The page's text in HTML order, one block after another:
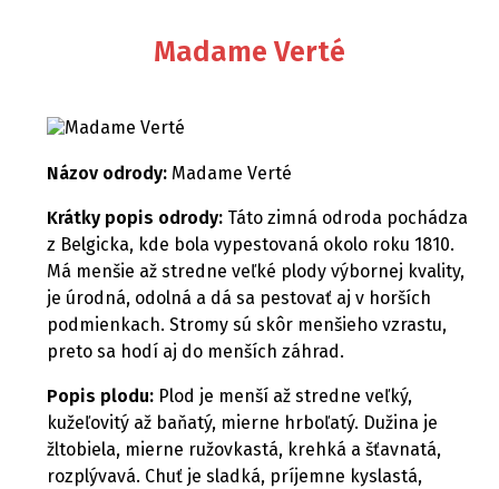
Madame Verté
Názov odrody: Madame Verté
Krátky popis odrody: Táto zimná odroda pochádza
z Belgicka, kde bola vypestovaná okolo roku 1810.
Má menšie až stredne veľké plody výbornej kvality,
je úrodná, odolná a dá sa pestovať aj v horších
podmienkach. Stromy sú skôr menšieho vzrastu,
preto sa hodí aj do menších záhrad.
Popis plodu: Plod je menší až stredne veľký,
kužeľovitý až baňatý, mierne hrboľatý. Dužina je
žltobiela, mierne ružovkastá, krehká a šťavnatá,
rozplývavá. Chuť je sladká, príjemne kyslastá,